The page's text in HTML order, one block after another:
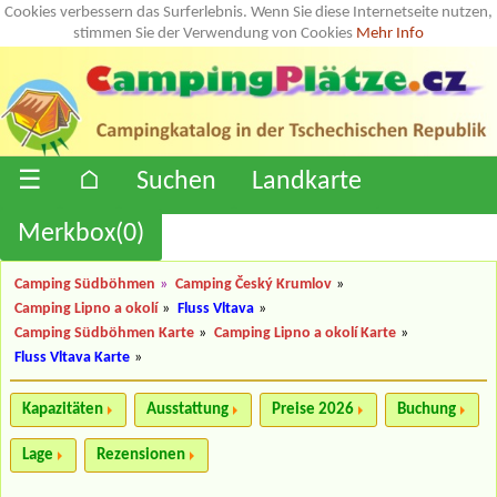
Cookies verbessern das Surferlebnis. Wenn Sie diese Internetseite nutzen,
stimmen Sie der Verwendung von Cookies Mehr Info
☰ ⌂ Suchen
Landkarte
Merkbox(0)
Camping Südböhmen » Camping Český Krumlov »
Camping Lipno a okolí » Fluss Vltava »
Camping Südböhmen Karte » Camping Lipno a okolí Karte »
Fluss Vltava Karte »
Kapazitäten Ausstattung Preise 2026 Buchung
Lage Rezensionen